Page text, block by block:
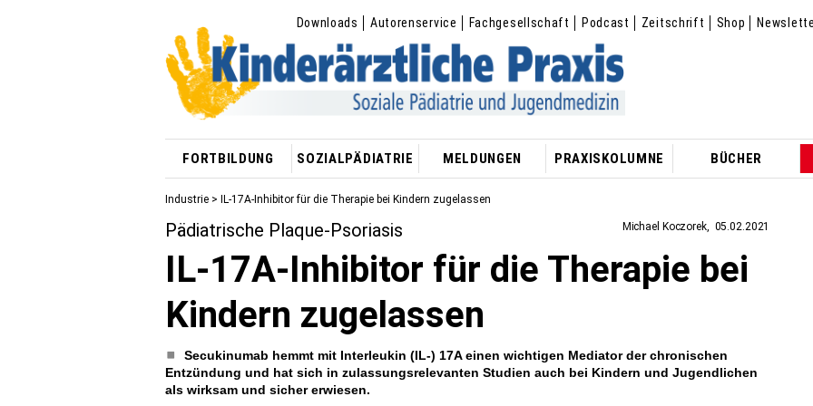
Downloads Autorenservice Fachgesellschaft Podcast Zeitschrift Shop
FORTBILDUNG SOZIALPÄDIATRIE MELDUNGEN PRAXISKOLUMNE BÜCHER
Industrie > IL-17A-Inhibitor für die Therapie bei Kindern zugelassen
Michael Koczorek 05.02.2021
Pädiatrische Plaque-Psoriasis
IL-17A-Inhibitor für die Therapie bei
Kindern zugelassen
Secukinumab hemmt mit Interleukin (IL-) 17A einen wichtigen Mediator der chronischen
Entzündung und hat sich in zulassungs­relevanten Studien auch bei Kindern und Jugendlichen
als wirksam und sicher erwiesen.